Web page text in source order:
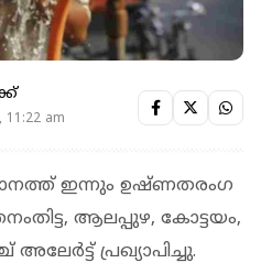
am
ഇന്നും ഉഷ്ണതരംഗ
ആലപ്പുഴ, കോട്ടയം,
പ്രഖ്യാപിച്ചു.